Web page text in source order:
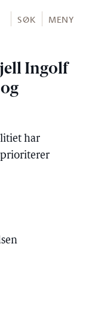
SØK MENY
Ingolf
har